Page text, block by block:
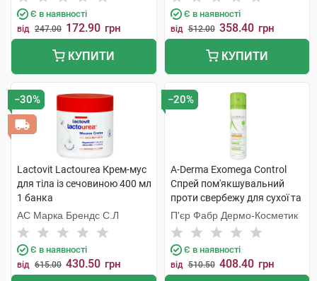
Є в наявності
від 247.00 172.90 грн
КУПИТИ
Є в наявності
від 512.00 358.40 грн
КУПИТИ
−30%
Lactovit Lactourea Крем-мус
для тіла із сечовиною 400 мл
1 банка
АС Марка Брендс С.Л
Є в наявності
від 615.00 430.50 грн
−20%
A-Derma Exomega Control
Спрей пом'якшувальний
проти свербежу для сухої та
атопічної шкіри 50 мл 1
флакон
П'єр Фабр Дермо-Косметик
Є в наявності
від 510.50 408.40 грн